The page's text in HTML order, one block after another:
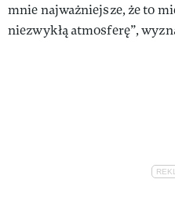
mnie najważniejsze, że to
niezwykłą atmosferę”,